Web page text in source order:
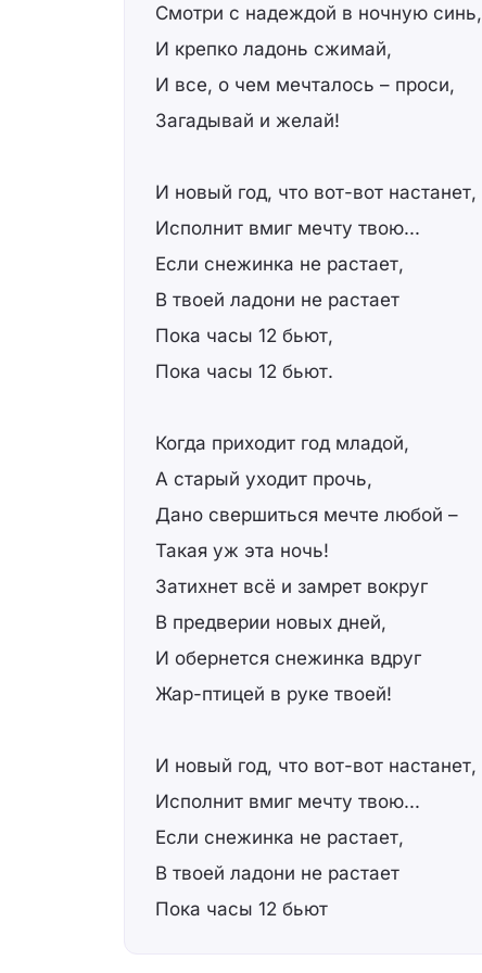
Смотри с надеждой в ночную синь,
И крепко ладонь сжимай,
И все, о чем мечталось – проси,
Загадывай и желай!
И новый год, что вот-вот настанет,
Исполнит вмиг мечту твою...
Если снежинка не растает,
В твоей ладони не растает
Пока часы 12 бьют,
Пока часы 12 бьют.
Когда приходит год младой,
А старый уходит прочь,
Дано свершиться мечте любой –
Такая уж эта ночь!
Затихнет всё и замрет вокруг
В предверии новых дней,
И обернется снежинка вдруг
Жар-птицей в руке твоей!
И новый год, что вот-вот настанет,
Исполнит вмиг мечту твою...
Если снежинка не растает,
В твоей ладони не растает
Пока часы 12 бьют